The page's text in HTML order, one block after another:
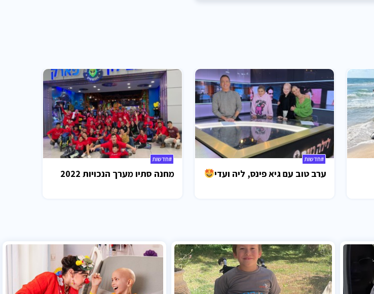
#חדשות
ערב טוב עם גיא פינס, ליה ועדי
#חדשות
מחנה סתיו מערך הנכויות 2022